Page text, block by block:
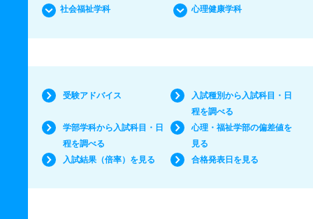
社会福祉学科 心理健康学科
受験アドバイス
入試種別から入試科目・日
程を調べる
学部学科から入試科目・日
程を調べる
心理・福祉学部の偏差値を
見る
入試結果（倍率）を見る
合格発表日を見る